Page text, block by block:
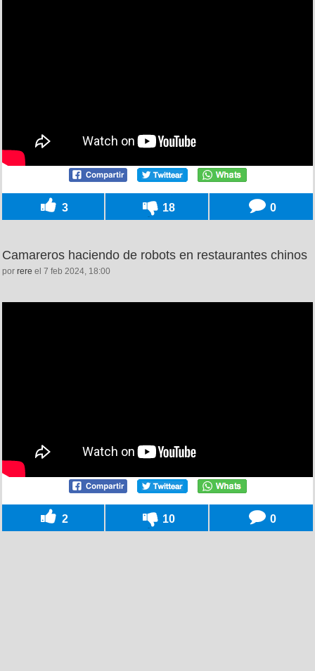
3 18 0
Camareros haciendo de robots en restaurantes chinos
por rere el 7 feb 2024, 18:00
2 10 0